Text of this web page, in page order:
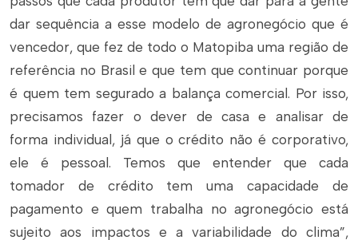
dar sequência a esse modelo de agronegócio que é
vencedor, que fez de todo o Matopiba uma região de
referência no Brasil e que tem que continuar porque
é quem tem segurado a balança comercial. Por isso,
precisamos fazer o dever de casa e analisar de
forma individual, já que o crédito não é corporativo,
ele é pessoal. Temos que entender que cada
tomador de crédito tem uma capacidade de
pagamento e quem trabalha no agronegócio está
sujeito aos impactos e a variabilidade do clima”,